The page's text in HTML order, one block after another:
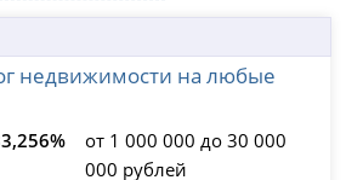
недвижимости на любые
от 1 000 000 до 30 000
000 рублей